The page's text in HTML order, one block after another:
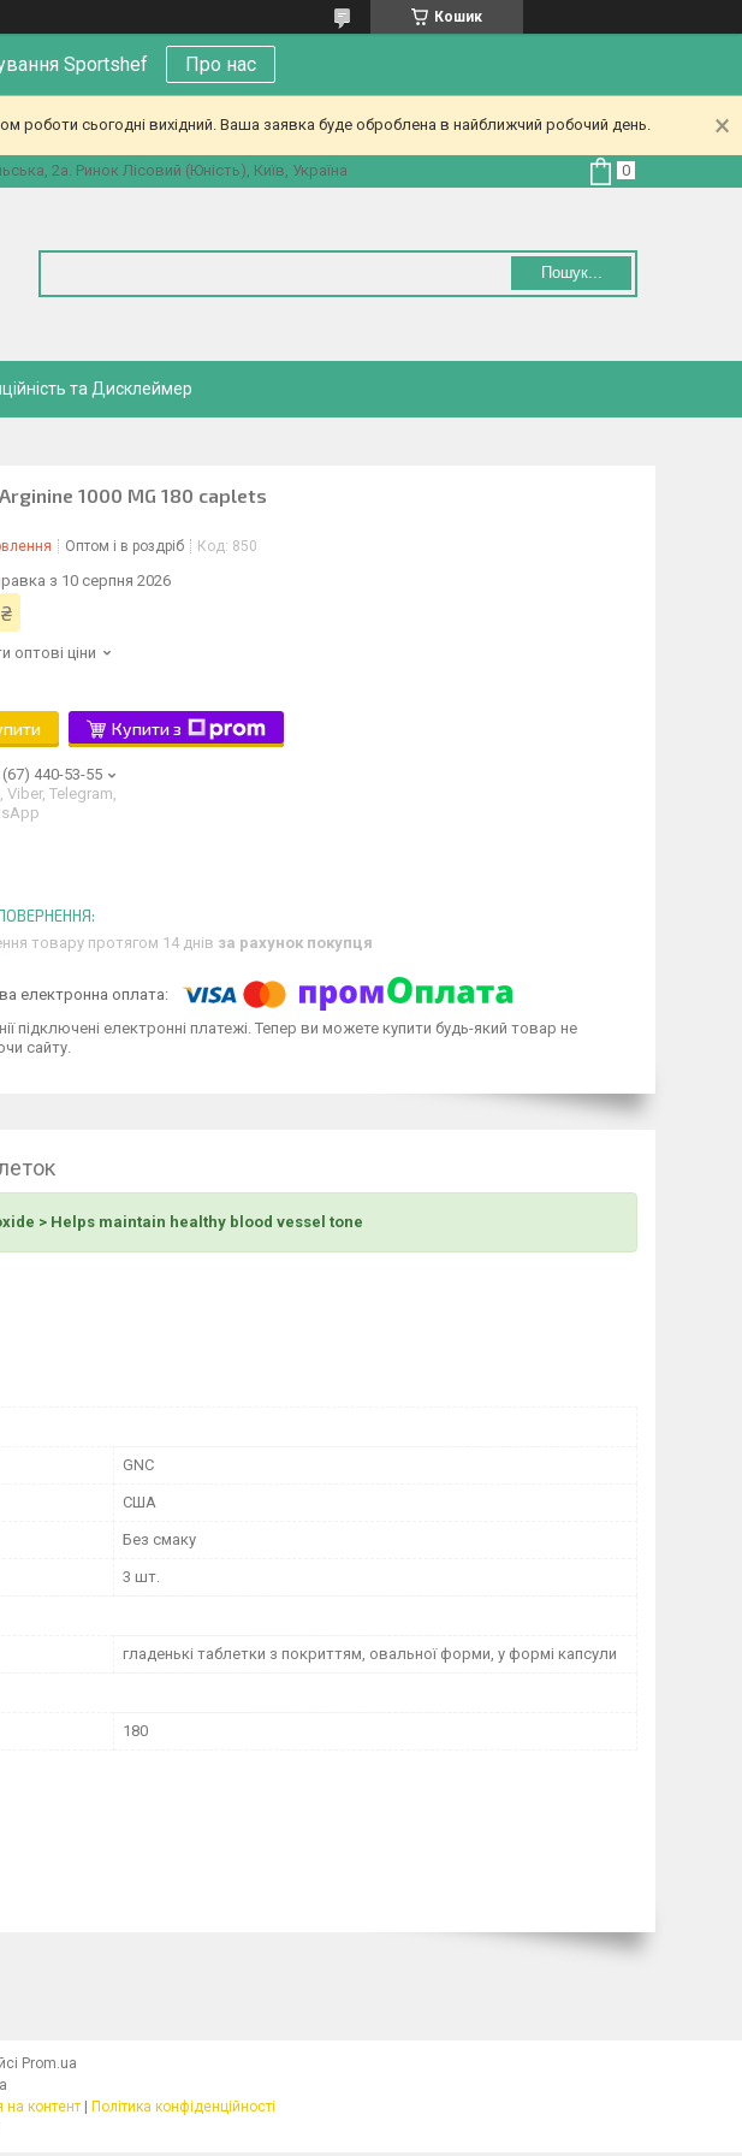
Кошик
Sportshef Про нас
роботи сьогодні вихідний. Ваша заявка буде оброблена в найближчий робочий день.
2а. Ринок Лісовий (Юність), Київ, Україна
Пошук...
та Дисклеймер
Arginine 1000 MG 180 сaplets
Оптом і в роздріб Код: 850
з 10 серпня 2026
оптові ціни
Купити з
440-53-55
Viber, Telegram,
товару протягом 14 днів за рахунок покупця
підключені електронні платежі. Тепер ви можете купити будь-який товар не
сайту.
> Helps maintain healthy blood vessel tone
GNC
США
Без смаку
3 шт.
гладенькі таблетки з покриттям, овальної форми, у формі капсули
180
Prom.ua
на контент | Політика конфіденційності